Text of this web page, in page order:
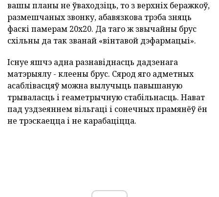
вашы планы не ўваходзіць, то з верхніх беражкоў,
размешчаных звонку, абавязкова трэба зняць
фаскі памерам 20х20. Да таго ж звычайны брус
схільны да так званай «вінтавой дэфармацыі».
Існуе яшчэ адна разнавіднасць дадзенага
матэрыялу - клеены брус. Сярод яго адметных
асаблівасцяў можна вылучыць павышаную
трываласць і геаметрычную стабільнасць. Нават
пад уздзеяннем вільгаці і сонечных прамянёў ён
не трэскаецца і не карабаціцца.